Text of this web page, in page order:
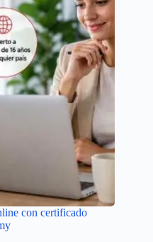
con certificado